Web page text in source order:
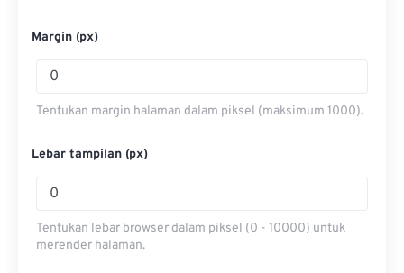
Margin (px)
Tentukan margin halaman dalam piksel (maksimum 1000).
Lebar tampilan (px)
Tentukan lebar browser dalam piksel (0 - 10000) untuk
merender halaman.